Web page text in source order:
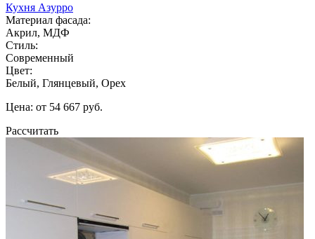
Кухня Азурро
Материал фасада:
Акрил, МДФ
Стиль:
Современный
Цвет:
Белый, Глянцевый, Орех
Цена: от 54 667 руб.
Рассчитать